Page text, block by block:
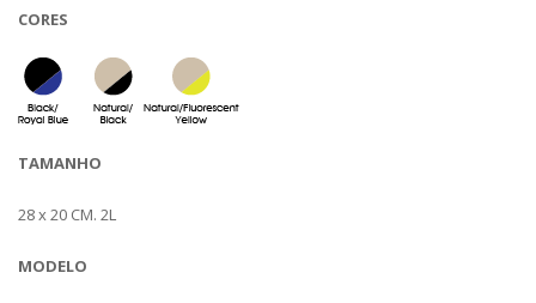
CORES
TAMANHO
28 x 20 CM. 2L
MODELO